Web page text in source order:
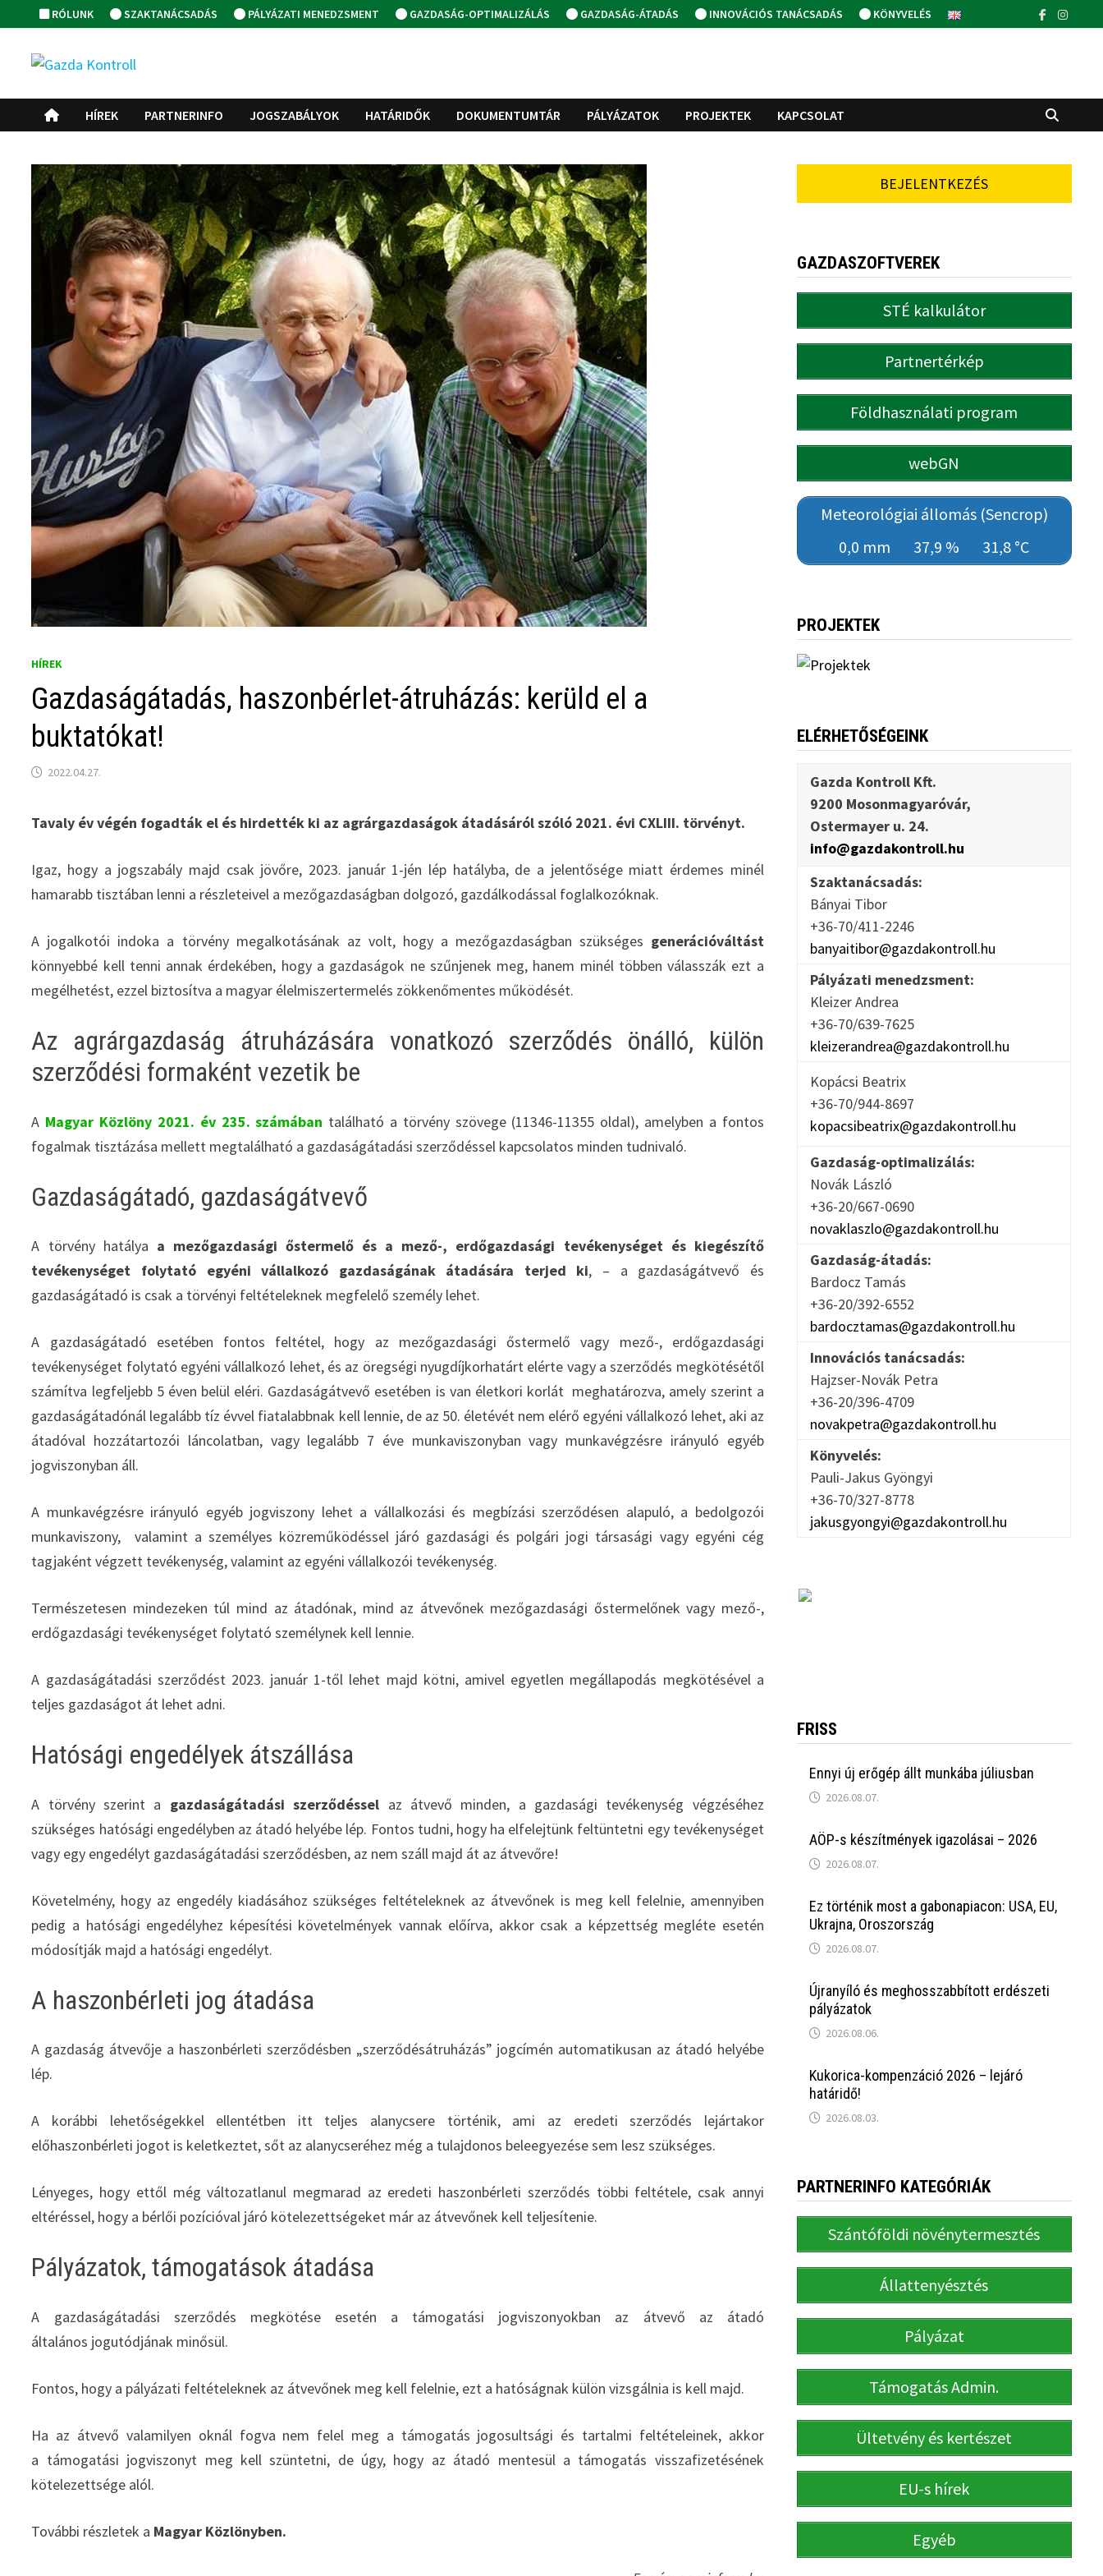
to
content
RÓLUNK SZAKTANÁCSADÁS PÁLYÁZATI MENEDZSMENT GAZDASÁG-OPTIMALIZÁLÁS GAZDASÁG-ÁTADÁS INNOVÁCIÓS TANÁCSADÁS KÖNYVELÉS
HÍREK PARTNERINFO JOGSZABÁLYOK HATÁRIDŐK DOKUMENTUMTÁR PÁLYÁZATOK PROJEKTEK KAPCSOLAT
HÍREK
Gazdaságátadás, haszonbérlet-átruházás: kerüld el a
buktatókat!
2022.04.27.
Tavaly év végén fogadták el és hirdették ki az agrárgazdaságok átadásáról szóló 2021. évi CXLIII. törvényt.
Igaz, hogy a jogszabály majd csak jövőre, 2023. január 1-jén lép hatályba, de a jelentősége miatt érdemes minél
hamarabb tisztában lenni a részleteivel a mezőgazdaságban dolgozó, gazdálkodással foglalkozóknak.
A jogalkotói indoka a törvény megalkotásának az volt, hogy a mezőgazdaságban szükséges generációváltást
könnyebbé kell tenni annak érdekében, hogy a gazdaságok ne szűnjenek meg, hanem minél többen válasszák ezt a
megélhetést, ezzel biztosítva a magyar élelmiszertermelés zökkenőmentes működését.
Az agrárgazdaság átruházására vonatkozó szerződés önálló, külön
szerződési formaként vezetik be
A Magyar Közlöny 2021. év 235. számában található a törvény szövege (11346-11355 oldal), amelyben a fontos
fogalmak tisztázása mellett megtalálható a gazdaságátadási szerződéssel kapcsolatos minden tudnivaló.
Gazdaságátadó, gazdaságátvevő
A törvény hatálya a mezőgazdasági őstermelő és a mező-, erdőgazdasági tevékenységet és kiegészítő
tevékenységet folytató egyéni vállalkozó gazdaságának átadására terjed ki, – a gazdaságátvevő és
gazdaságátadó is csak a törvényi feltételeknek megfelelő személy lehet.
A gazdaságátadó esetében fontos feltétel, hogy az mezőgazdasági őstermelő vagy mező-, erdőgazdasági
tevékenységet folytató egyéni vállalkozó lehet, és az öregségi nyugdíjkorhatárt elérte vagy a szerződés megkötésétől
számítva legfeljebb 5 éven belül eléri. Gazdaságátvevő esetében is van életkori korlát meghatározva, amely szerint a
gazdaságátadónál legalább tíz évvel fiatalabbnak kell lennie, de az 50. életévét nem elérő egyéni vállalkozó lehet, aki az
átadóval hozzátartozói láncolatban, vagy legalább 7 éve munkaviszonyban vagy munkavégzésre irányuló egyéb
jogviszonyban áll.
A munkavégzésre irányuló egyéb jogviszony lehet a vállalkozási és megbízási szerződésen alapuló, a bedolgozói
munkaviszony, valamint a személyes közreműködéssel járó gazdasági és polgári jogi társasági vagy egyéni cég
tagjaként végzett tevékenység, valamint az egyéni vállalkozói tevékenység.
Természetesen mindezeken túl mind az átadónak, mind az átvevőnek mezőgazdasági őstermelőnek vagy mező-,
erdőgazdasági tevékenységet folytató személynek kell lennie.
A gazdaságátadási szerződést 2023. január 1-től lehet majd kötni, amivel egyetlen megállapodás megkötésével a
teljes gazdaságot át lehet adni.
Hatósági engedélyek átszállása
A törvény szerint a gazdaságátadási szerződéssel az átvevő minden, a gazdasági tevékenység végzéséhez
szükséges hatósági engedélyben az átadó helyébe lép. Fontos tudni, hogy ha elfelejtünk feltüntetni egy tevékenységet
vagy egy engedélyt gazdaságátadási szerződésben, az nem száll majd át az átvevőre!
Követelmény, hogy az engedély kiadásához szükséges feltételeknek az átvevőnek is meg kell felelnie, amennyiben
pedig a hatósági engedélyhez képesítési követelmények vannak előírva, akkor csak a képzettség megléte esetén
módosítják majd a hatósági engedélyt.
A haszonbérleti jog átadása
A gazdaság átvevője a haszonbérleti szerződésben „szerződésátruházás” jogcímén automatikusan az átadó helyébe
lép.
A korábbi lehetőségekkel ellentétben itt teljes alanycsere történik, ami az eredeti szerződés lejártakor
előhaszonbérleti jogot is keletkeztet, sőt az alanycseréhez még a tulajdonos beleegyezése sem lesz szükséges.
Lényeges, hogy ettől még változatlanul megmarad az eredeti haszonbérleti szerződés többi feltétele, csak annyi
eltéréssel, hogy a bérlői pozícióval járó kötelezettségeket már az átvevőnek kell teljesítenie.
Pályázatok, támogatások átadása
A gazdaságátadási szerződés megkötése esetén a támogatási jogviszonyokban az átvevő az átadó
általános jogutódjának minősül.
Fontos, hogy a pályázati feltételeknek az átvevőnek meg kell felelnie, ezt a hatóságnak külön vizsgálnia is kell majd.
Ha az átvevő valamilyen oknál fogva nem felel meg a támogatás jogosultsági és tartalmi feltételeinek, akkor
a támogatási jogviszonyt meg kell szüntetni, de úgy, hogy az átadó mentesül a támogatás visszafizetésének
kötelezettsége alól.
További részletek a Magyar Közlönyben.
BEJELENTKEZÉS
GAZDASZOFTVEREK
STÉ kalkulátor
Partnertérkép
Földhasználati program
webGN
Meteorológiai állomás (Sencrop)
0,0 mm
37,9 % 31,8 °C
PROJEKTEK
ELÉRHETŐSÉGEINK
Gazda Kontroll Kft.
9200 Mosonmagyaróvár,
Ostermayer u. 24.
info@gazdakontroll.hu
Szaktanácsadás:
Bányai Tibor
+36-70/411-2246
banyaitibor@gazdakontroll.hu
Pályázati menedzsment:
Kleizer Andrea
+36-70/639-7625
kleizerandrea@gazdakontroll.hu
Kopácsi Beatrix
+36-70/944-8697
kopacsibeatrix@gazdakontroll.hu
Gazdaság-optimalizálás:
Novák László
+36-20/667-0690
novaklaszlo@gazdakontroll.hu
Gazdaság-átadás:
Bardocz Tamás
+36-20/392-6552
bardocztamas@gazdakontroll.hu
Innovációs tanácsadás:
Hajzser-Novák Petra
+36-20/396-4709
novakpetra@gazdakontroll.hu
Könyvelés:
Pauli-Jakus Gyöngyi
+36-70/327-8778
jakusgyongyi@gazdakontroll.hu
FRISS
Ennyi új erőgép állt munkába júliusban
2026.08.07.
AÖP-s készítmények igazolásai – 2026
2026.08.07.
Ez történik most a gabonapiacon: USA, EU,
Ukrajna, Oroszország
2026.08.07.
Újranyíló és meghosszabbított erdészeti
pályázatok
2026.08.06.
Kukorica-kompenzáció 2026 – lejáró
határidő!
2026.08.03.
PARTNERINFO KATEGÓRIÁK
Szántóföldi növénytermesztés
Állattenyésztés
Pályázat
Támogatás Admin.
Ültetvény és kertészet
EU-s hírek
Egyéb